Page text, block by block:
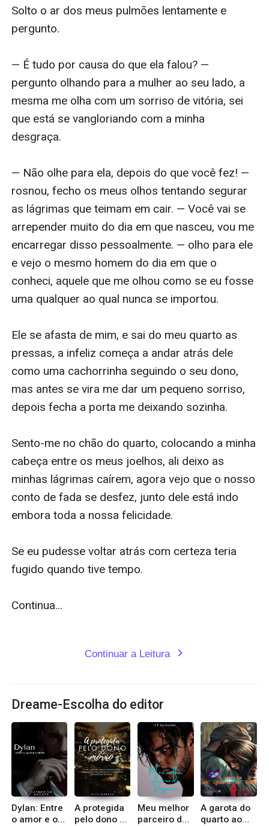
O amor poderia existir em meio ao caos?
Venha descobrir conosco em CASAMENTO POR
assinada por CA Rodrigues.
Obs: História pode conter alguns gatilhos devido a
personalidade dos personagens.
Solto o ar dos meus pulmões lentamente e
pergunto.
— É tudo por causa do que ela falou? —
pergunto olhando para a mulher ao seu lado, a
mesma me olha com um sorriso de vitória, sei
que está se vangloriando com a minha
desgraça.
— Não olhe para ela, depois do que você fez! —
rosnou, fecho os meus olhos tentando segurar
as lágrimas que teimam em cair. — Você vai se
arrepender muito do dia em que nasceu, vou me
encarregar disso pessoalmente. — olho para ele
e vejo o mesmo homem do dia em que o
conheci, aquele que me olhou como se eu fosse
uma qualquer ao qual nunca se importou.
Ele se afasta de mim, e sai do meu quarto as
pressas, a infeliz começa a andar atrás dele
como uma cachorrinha seguindo o seu dono,
mas antes se vira me dar um pequeno sorriso,
depois fecha a porta me deixando sozinha.
Sento-me no chão do quarto, colocando a minha
cabeça entre os meus joelhos, ali deixo as
minhas lágrimas caírem, agora vejo que o nosso
conto de fada se desfez, junto dele está indo
embora toda a nossa felicidade.
Se eu pudesse voltar atrás com certeza teria
fugido quando tive tempo.
Continua...
Continuar a Leitura expand_more
Dreame-Escolha do editor
Dylan: Entre
o amor e o
A protegida
pelo dono do
Meu melhor
parceiro de
A garota do
quarto ao